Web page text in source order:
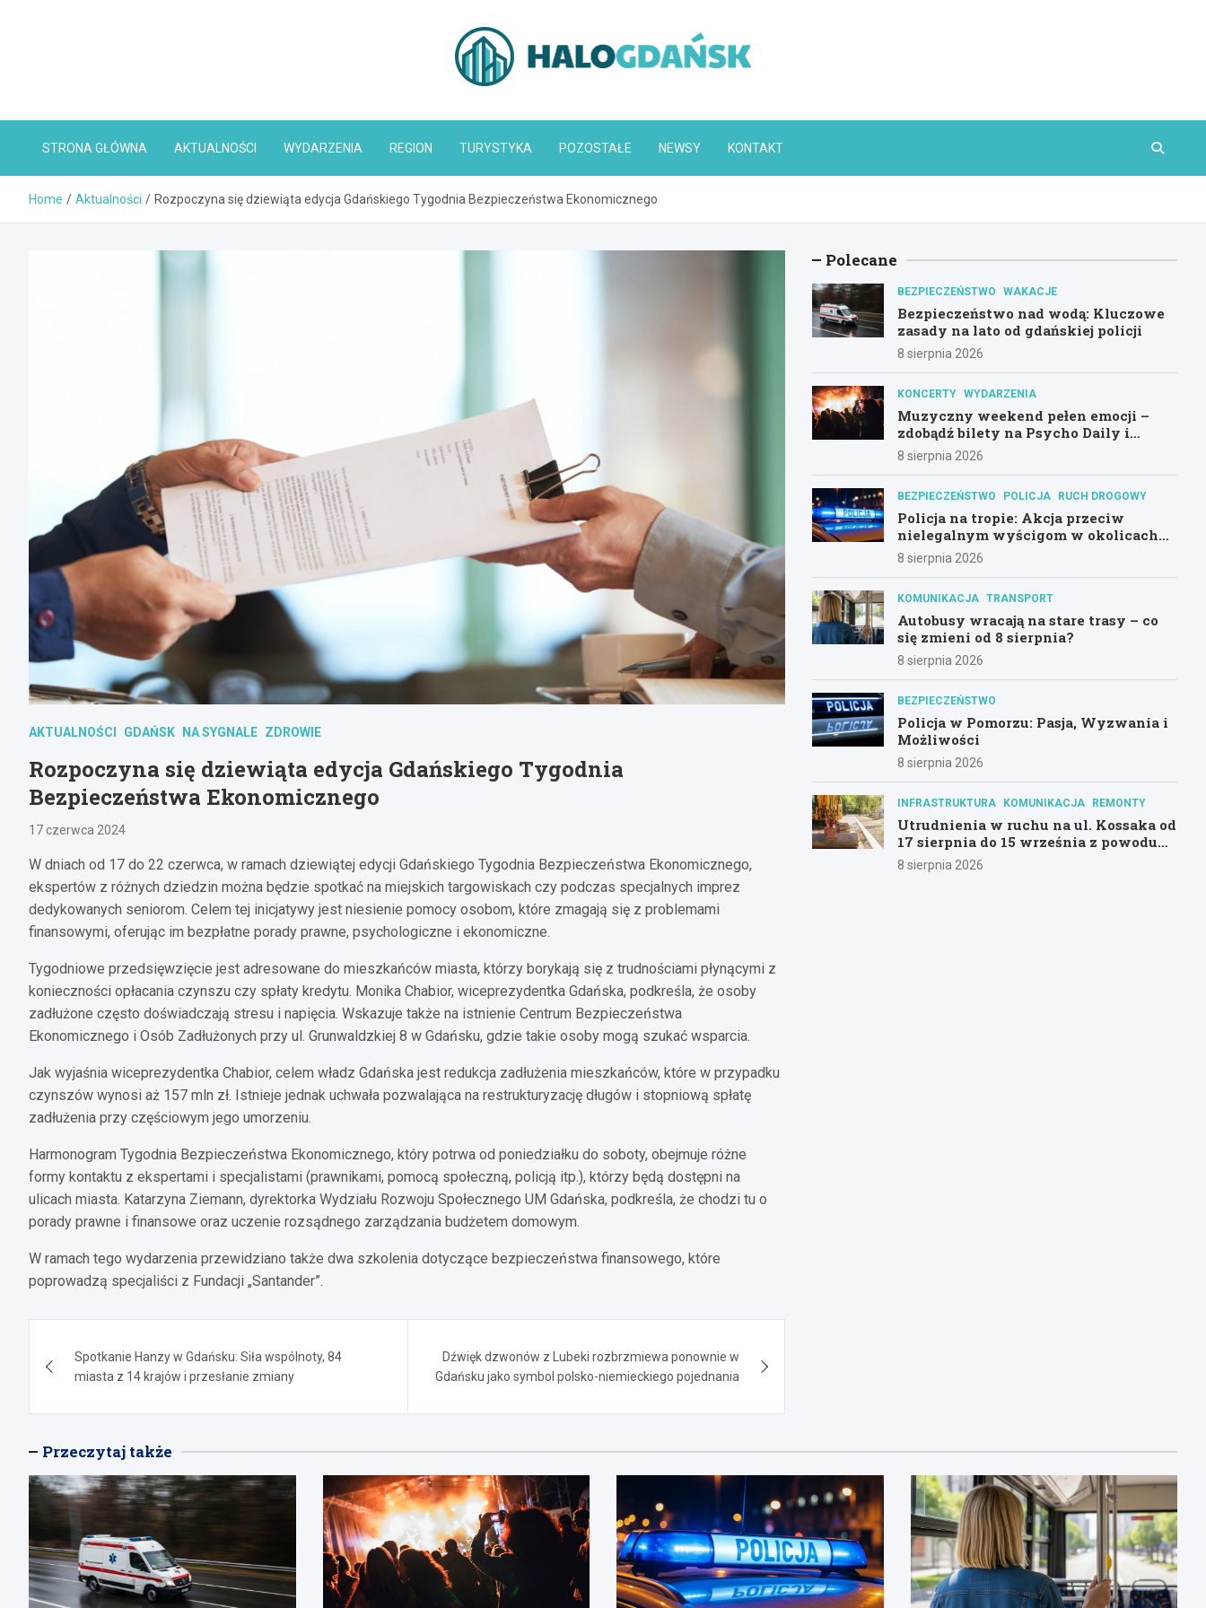
HaloGdańsk.pl
STRONA GŁÓWNA AKTUALNOŚCI WYDARZENIA REGION TURYSTYKA POZOSTAŁE NEWSY KONTAKT
Home Aktualności Rozpoczyna się dziewiąta edycja Gdańskiego Tygodnia Bezpieczeństwa Ekonomicznego
AKTUALNOŚCI GDAŃSK NA SYGNALE ZDROWIE
Rozpoczyna się dziewiąta edycja Gdańskiego Tygodnia
Bezpieczeństwa Ekonomicznego
17 czerwca 2024
W dniach od 17 do 22 czerwca, w ramach dziewiątej edycji Gdańskiego Tygodnia Bezpieczeństwa Ekonomicznego,
ekspertów z różnych dziedzin można będzie spotkać na miejskich targowiskach czy podczas specjalnych imprez
dedykowanych seniorom. Celem tej inicjatywy jest niesienie pomocy osobom, które zmagają się z problemami
finansowymi, oferując im bezpłatne porady prawne, psychologiczne i ekonomiczne.
Tygodniowe przedsięwzięcie jest adresowane do mieszkańców miasta, którzy borykają się z trudnościami płynącymi z
konieczności opłacania czynszu czy spłaty kredytu. Monika Chabior, wiceprezydentka Gdańska, podkreśla, że osoby
zadłużone często doświadczają stresu i napięcia. Wskazuje także na istnienie Centrum Bezpieczeństwa
Ekonomicznego i Osób Zadłużonych przy ul. Grunwaldzkiej 8 w Gdańsku, gdzie takie osoby mogą szukać wsparcia.
Jak wyjaśnia wiceprezydentka Chabior, celem władz Gdańska jest redukcja zadłużenia mieszkańców, które w przypadku
czynszów wynosi aż 157 mln zł. Istnieje jednak uchwała pozwalająca na restrukturyzację długów i stopniową spłatę
zadłużenia przy częściowym jego umorzeniu.
Harmonogram Tygodnia Bezpieczeństwa Ekonomicznego, który potrwa od poniedziałku do soboty, obejmuje różne
formy kontaktu z ekspertami i specjalistami (prawnikami, pomocą społeczną, policją itp.), którzy będą dostępni na
ulicach miasta. Katarzyna Ziemann, dyrektorka Wydziału Rozwoju Społecznego UM Gdańska, podkreśla, że chodzi tu o
porady prawne i finansowe oraz uczenie rozsądnego zarządzania budżetem domowym.
W ramach tego wydarzenia przewidziano także dwa szkolenia dotyczące bezpieczeństwa finansowego, które
poprowadzą specjaliści z Fundacji „Santander”.
wpisu
Spotkanie Hanzy w Gdańsku: Siła wspólnoty, 84
miasta z 14 krajów i przesłanie zmiany
Dźwięk dzwonów z Lubeki rozbrzmiewa ponownie w
Gdańsku jako symbol polsko-niemieckiego pojednania
Polecane
BEZPIECZEŃSTWO WAKACJE
Bezpieczeństwo nad wodą: Kluczowe
zasady na lato od gdańskiej policji
8 sierpnia 2026
KONCERTY WYDARZENIA
Muzyczny weekend pełen emocji –
zdobądź bilety na Psycho Daily i
Alternatywny Las!
8 sierpnia 2026
BEZPIECZEŃSTWO POLICJA RUCH DROGOWY
Policja na tropie: Akcja przeciw
nielegalnym wyścigom w okolicach
Hali Olivia
8 sierpnia 2026
KOMUNIKACJA TRANSPORT
Autobusy wracają na stare trasy – co
się zmieni od 8 sierpnia?
8 sierpnia 2026
BEZPIECZEŃSTWO
Policja w Pomorzu: Pasja, Wyzwania i
Możliwości
8 sierpnia 2026
INFRASTRUKTURA KOMUNIKACJA REMONTY
Utrudnienia w ruchu na ul. Kossaka od
17 sierpnia do 15 września z powodu
modernizacji
8 sierpnia 2026
Przeczytaj także